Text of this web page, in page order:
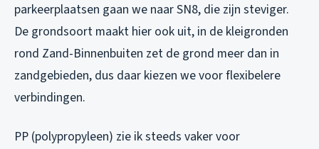
parkeerplaatsen gaan we naar SN8, die zijn steviger.
De grondsoort maakt hier ook uit, in de kleigronden
rond Zand-Binnenbuiten zet de grond meer dan in
zandgebieden, dus daar kiezen we voor flexibelere
verbindingen.
PP (polypropyleen) zie ik steeds vaker voor